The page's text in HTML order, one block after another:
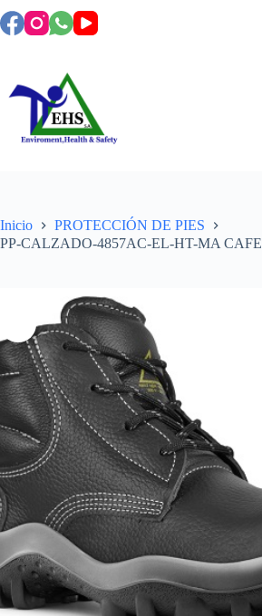
Inicio
PROTECCIÓN DE PIES
PP-CALZADO-4857AC-EL-HT-MA CAFE